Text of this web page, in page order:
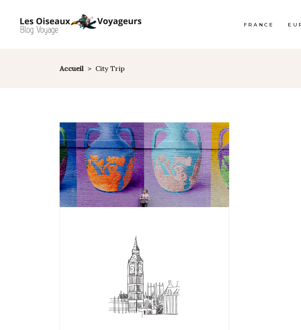
FRANCE
Accueil > City Trip